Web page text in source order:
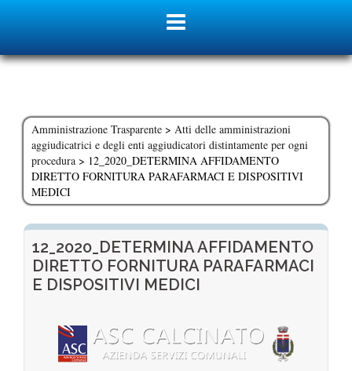
content
Amministrazione Trasparente > Atti delle amministrazioni
aggiudicatrici e degli enti aggiudicatori distintamente per ogni
procedura > 12_2020_DETERMINA AFFIDAMENTO
DIRETTO FORNITURA PARAFARMACI E DISPOSITIVI
MEDICI
12_2020_DETERMINA AFFIDAMENTO
DIRETTO FORNITURA PARAFARMACI
E DISPOSITIVI MEDICI